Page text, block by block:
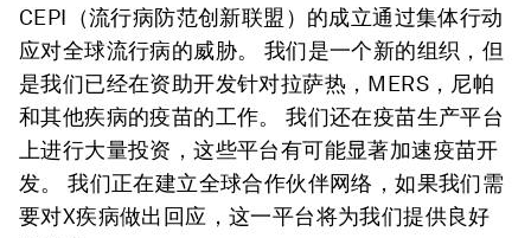
CEPI（流行病防范创新联盟）的成立通过集体行动
应对全球流行病的威胁。 我们是一个新的组织，但
是我们已经在资助开发针对拉萨热，MERS，尼帕
和其他疾病的疫苗的工作。 我们还在疫苗生产平台
上进行大量投资，这些平台有可能显著加速疫苗开
发。 我们正在建立全球合作伙伴网络，如果我们需
要对X疾病做出回应，这一平台将为我们提供良好